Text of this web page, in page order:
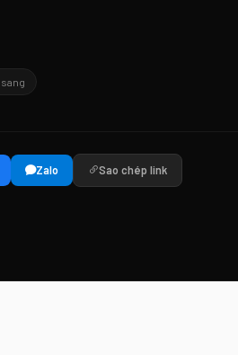
Zalo Sao chép link